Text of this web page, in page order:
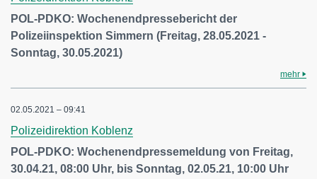
POL-PDKO: Wochenendpressebericht der
Polizeiinspektion Simmern (Freitag, 28.05.2021 -
Sonntag, 30.05.2021)
mehr
02.05.2021 – 09:41
Polizeidirektion Koblenz
POL-PDKO: Wochenendpressemeldung von Freitag,
30.04.21, 08:00 Uhr, bis Sonntag, 02.05.21, 10:00 Uhr